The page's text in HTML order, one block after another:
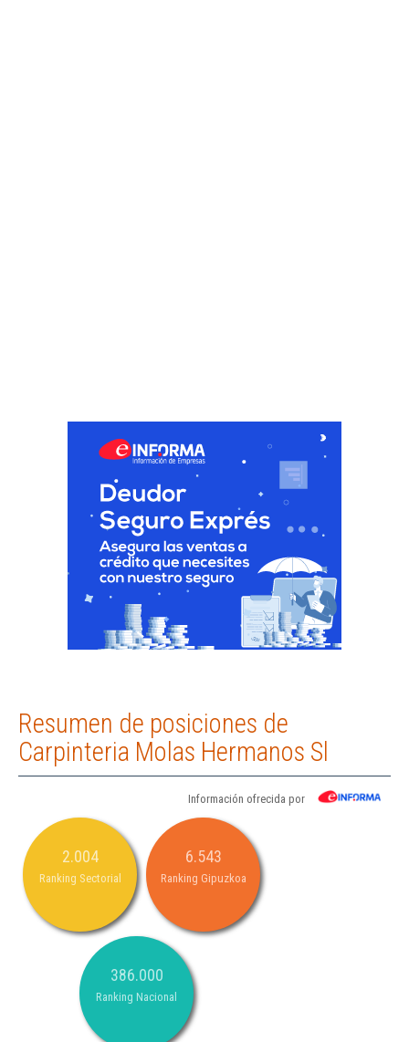
Resumen de posiciones de
Carpinteria Molas Hermanos Sl
Información ofrecida por
2.004
Ranking Sectorial
6.543
Ranking Gipuzkoa
386.000
Ranking Nacional